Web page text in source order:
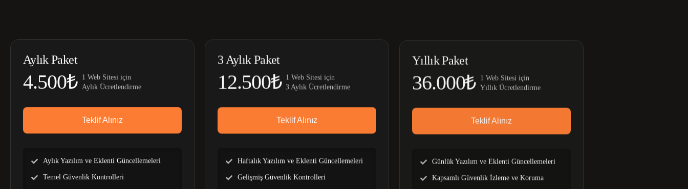
Aylık Paket
4.500₺
1 Web Sitesi için
Aylık Ücretlendirme
Teklif Alınız
Aylık Yazılım ve Eklenti Güncellemeleri
Temel Güvenlik Kontrolleri
3 Aylık Paket
12.500₺ 1 Web Sitesi için
3 Aylık Ücretlendirme
Teklif Alınız
Haftalık Yazılım ve Eklenti Güncellemeleri
Gelişmiş Güvenlik Kontrolleri
Yıllık Paket
36.000₺ 1 Web Sitesi için
Yıllık Ücretlendirme
Teklif Alınız
Günlük Yazılım ve Eklenti Güncellemeleri
Kapsamlı Güvenlik İzleme ve Koruma